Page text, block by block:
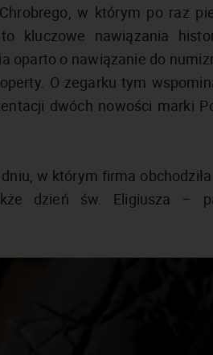
w którym po raz
kluczowe nawiązania
oparto o nawiązanie do
O zegarku tym
dwóch nowości marki
w którym firma
dzień św. Eligiusza –